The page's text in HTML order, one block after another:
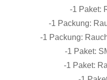
-1 Paket:
-1 Packung:
-1 Packung:
-1 Paket:
-1 Paket: